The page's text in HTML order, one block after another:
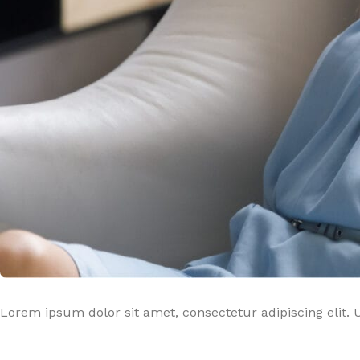
Fauteuil Releveur 2 moteurs
Fauteuil Releveur 3 moteurs
Fauteuil Releveur 4 moteurs
Fauteuil Releveur Chauffant & Massant
Oreiller
Sécurité
Table de lit
Couverts ergonomiques
Carafes & pichets
Aide culinaire
Bavoirs & serviettes
Fauteuils chaises de toilettes
Réhausse wc & Abattant
Appuis & Barres de maintien
Aides & accessoires pour
Lorem ipsum dolor sit amet, consectetur adipiscing